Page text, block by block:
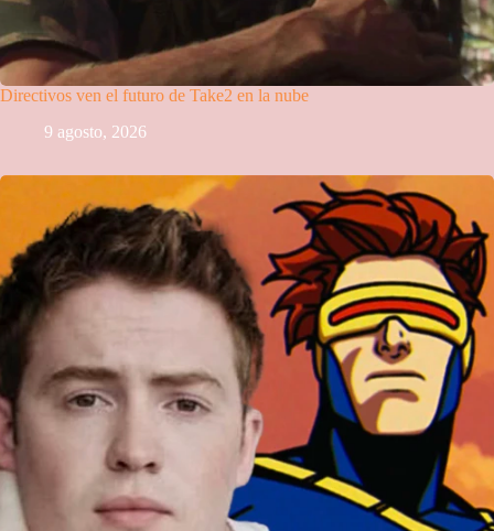
Directivos ven el futuro de Take2 en la nube
9 agosto, 2026